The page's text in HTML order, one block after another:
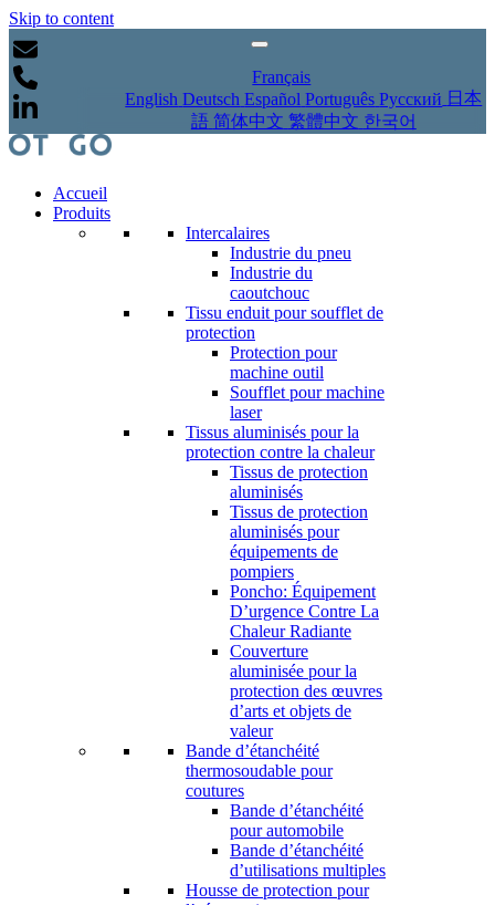
Skip to content
Français
English Deutsch Español Português Русский 日本
語 简体中文 繁體中文 한국어
Accueil
Produits
Intercalaires
Industrie du pneu
Industrie du
caoutchouc
Tissu enduit pour soufflet de
protection
Protection pour
machine outil
Soufflet pour machine
laser
Tissus aluminisés pour la
protection contre la chaleur
Tissus de protection
aluminisés
Tissus de protection
aluminisés pour
équipements de
pompiers
Poncho: Équipement
D’urgence Contre La
Chaleur Radiante
Couverture
aluminisée pour la
protection des œuvres
d’arts et objets de
valeur
Bande d’étanchéité
thermosoudable pour
coutures
Bande d’étanchéité
pour automobile
Bande d’étanchéité
d’utilisations multiples
Housse de protection pour